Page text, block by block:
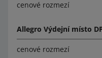
cenové rozmezí
Allegro Výdejní místo
cenové rozmezí